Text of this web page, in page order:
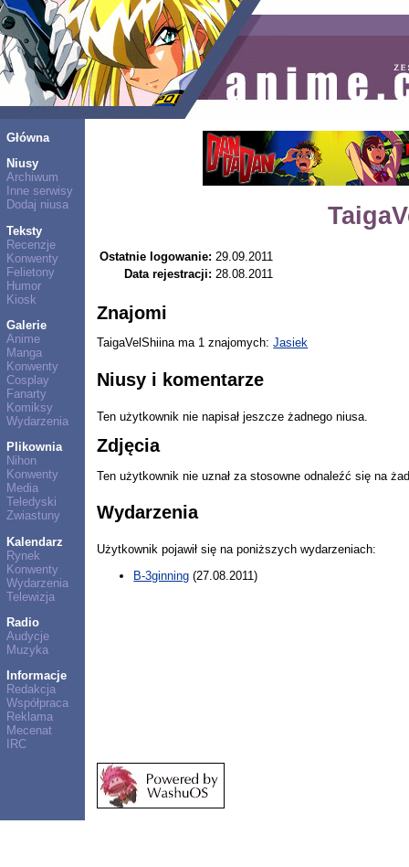
Główna
Niusy
Archiwum
Inne serwisy
Dodaj niusa
Teksty
Recenzje
Konwenty
Felietony
Humor
Kiosk
Galerie
Anime
Manga
Konwenty
Cosplay
Fanarty
Komiksy
Wydarzenia
Plikownia
Nihon
Konwenty
Media
Teledyski
Zwiastuny
Kalendarz
Rynek
Konwenty
Wydarzenia
Telewizja
Radio
Audycje
Muzyka
Informacje
Redakcja
Współpraca
Reklama
Mecenat
IRC
Ostatnie logowanie: 29.09.2011
Data rejestracji: 28.08.2011
Znajomi
TaigaVelShiina ma 1 znajomych:Jasiek
Niusy i komentarze
Ten użytkownik nie napisał jeszcze żadnego niusa.
Zdjęcia
Ten użytkownik nie uznał za stosowne odnaleźć się na
Wydarzenia
Użytkownik pojawił się na poniższych wydarzeniach:
B-3ginning (27.08.2011)